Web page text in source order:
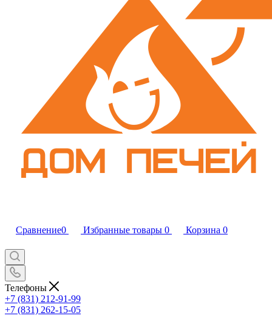
Сравнение0 Избранные товары 0 Корзина 0
Телефоны
+7 (831) 212-91-99
+7 (831) 262-15-05